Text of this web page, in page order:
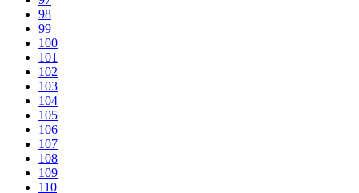
98
99
100
101
102
103
104
105
106
107
108
109
110